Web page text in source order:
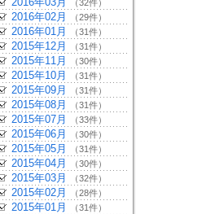
（32件）
2016年02月 （29件）
2016年01月 （31件）
2015年12月 （31件）
2015年11月 （30件）
2015年10月 （31件）
2015年09月 （31件）
2015年08月 （31件）
2015年07月 （33件）
2015年06月 （30件）
2015年05月 （31件）
2015年04月 （30件）
2015年03月 （32件）
2015年02月 （28件）
2015年01月 （31件）